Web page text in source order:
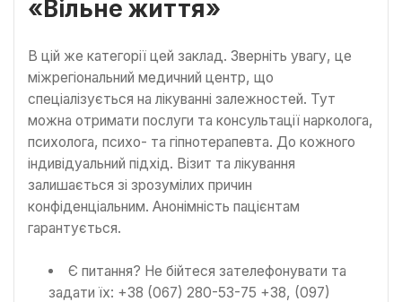
«Вільне життя»
В цій же категорії цей заклад. Зверніть увагу, це
міжрегіональний медичний центр, що
спеціалізується на лікуванні залежностей. Тут
можна отримати послуги та консультації нарколога,
психолога, психо- та гіпнотерапевта. До кожного
індивідуальний підхід. Візит та лікування
залишається зі зрозумілих причин
конфіденціальним. Анонімність пацієнтам
гарантується.
Є питання? Не бійтеся зателефонувати та
задати їх: +38 (067) 280-53-75 +38, (097)